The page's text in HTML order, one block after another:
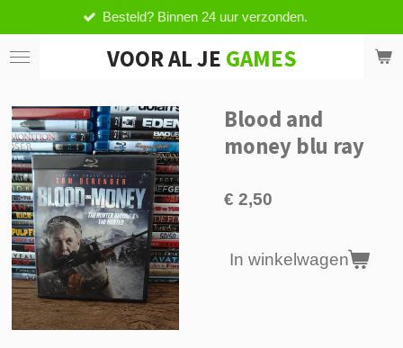
direct
naar
VOOR AL JE GAMES
Besteld? Binnen 24 uur verzonden.
Blood and
money blu ray
€ 2,50
In winkelwagen